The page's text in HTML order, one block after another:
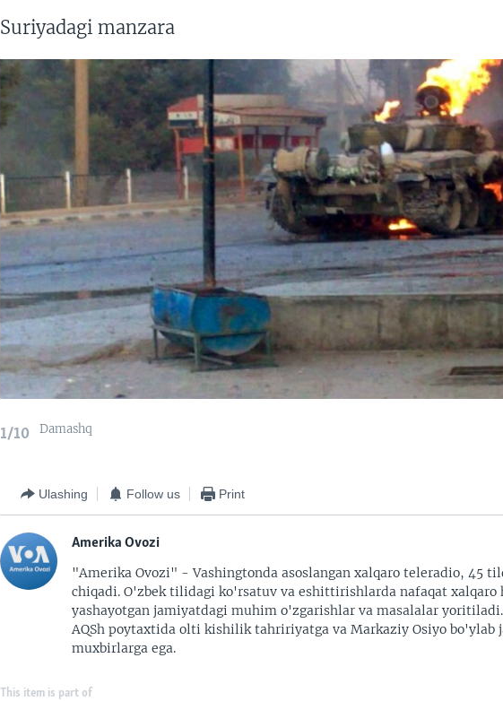
Suriyadagi manzara
1/10 Damashq
Ulashing Follow us Print
Amerika Ovozi
"Amerika Ovozi" - Vashingtonda asoslangan xalqaro teleradio, 45
chiqadi. O'zbek tilidagi ko'rsatuv va eshittirishlarda nafaqat xalqaro
yashayotgan jamiyatdagi muhim o'zgarishlar va masalalar
AQSh poytaxtida olti kishilik tahririyatga va Markaziy Osiyo bo'ylab
muxbirlarga ega.
This item is part of